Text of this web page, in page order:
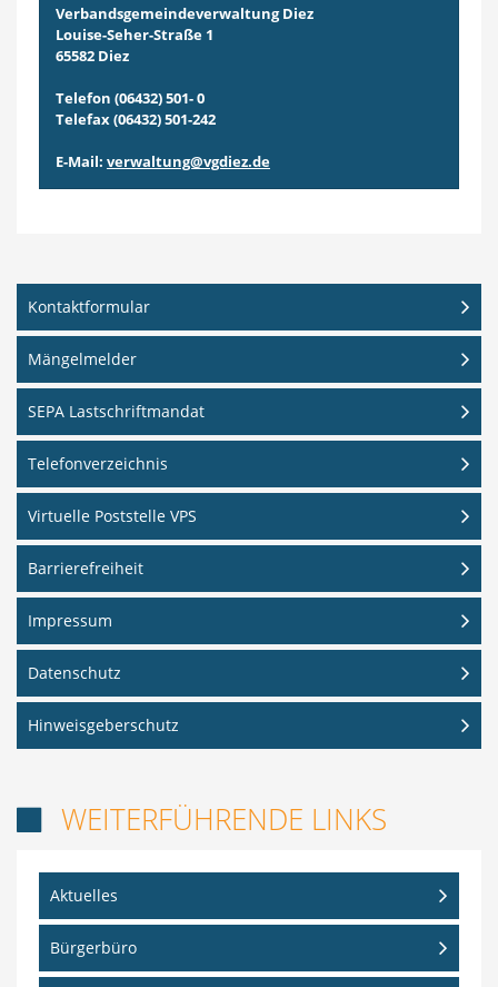
Verbandsgemeindeverwaltung Diez
Louise-Seher-Straße 1
65582 Diez
Telefon (06432) 501- 0
Telefax (06432) 501-242
E-Mail: verwaltung@vgdiez.de
Kontaktformular
Mängelmelder
SEPA Lastschriftmandat
Telefonverzeichnis
Virtuelle Poststelle VPS
Barrierefreiheit
Impressum
Datenschutz
Hinweisgeberschutz
WEITERFÜHRENDE LINKS
Aktuelles
Bürgerbüro